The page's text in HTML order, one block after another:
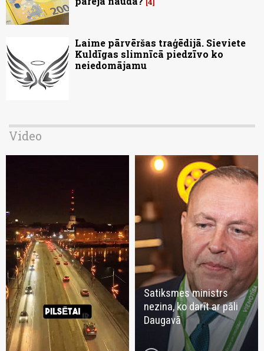
Laime pārvēršas traģēdijā. Sieviete
Kuldīgas slimnīcā piedzīvo ko
neiedomājamu
Video
Satiksmes ministrs
nezina, ko darīt ar pāli
Daugavā